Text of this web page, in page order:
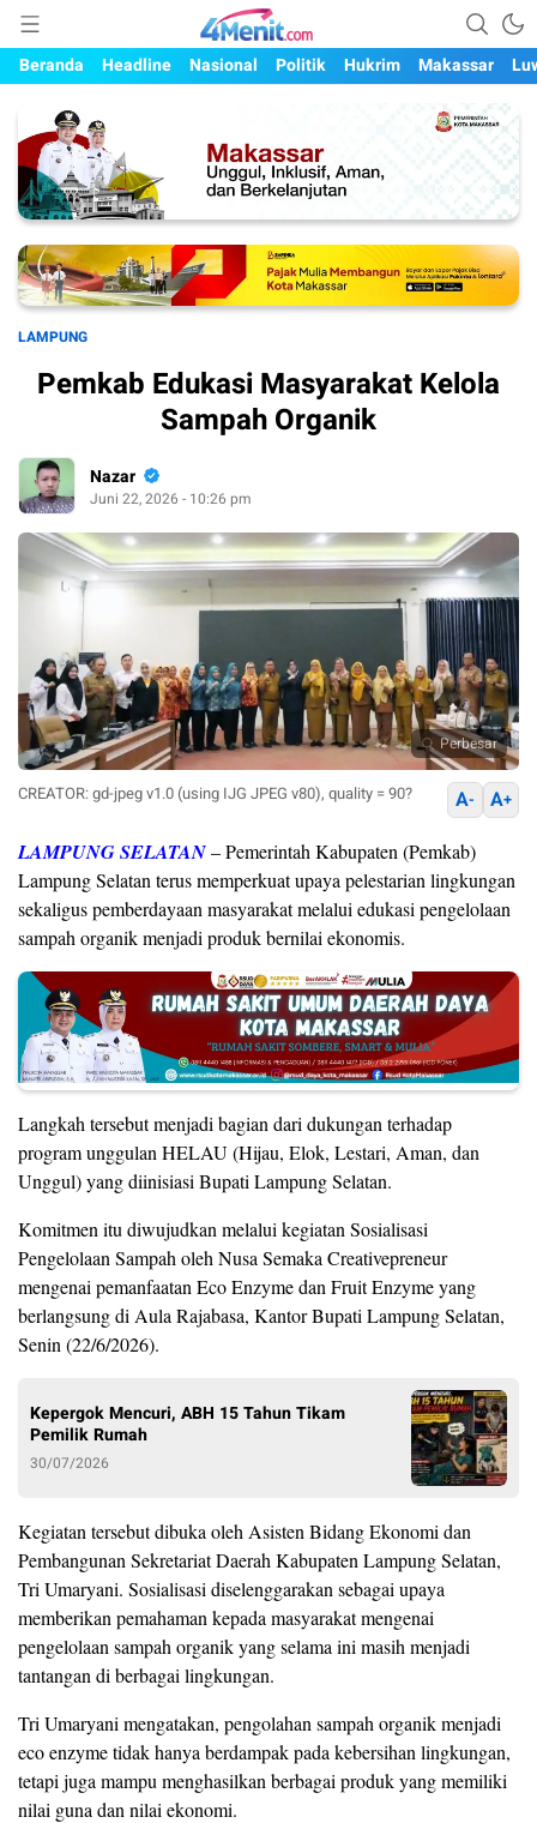
4menit.com
Mengungkap Kisah, Setiap Hari
Beranda
Headline Nasional Politik Hukrim Makassar
LAMPUNG
Pemkab Edukasi Masyarakat Kelola
Sampah Organik
Nazar
Juni 22, 2026 - 10:26 pm
Perbesar
CREATOR: gd-jpeg v1.0 (using IJG JPEG v80), quality = 90? A- A+
LAMPUNG SELATAN– Pemerintah Kabupaten (Pemkab)
Lampung Selatan terus memperkuat upaya pelestarian lingkungan
sekaligus pemberdayaan masyarakat melalui edukasi pengelolaan
sampah organik menjadi produk bernilai ekonomis.
Langkah tersebut menjadi bagian dari dukungan terhadap
program unggulan HELAU (Hijau, Elok, Lestari, Aman, dan
Unggul) yang diinisiasi Bupati Lampung Selatan.
Komitmen itu diwujudkan melalui kegiatan Sosialisasi
Pengelolaan Sampah oleh Nusa Semaka Creativepreneur
mengenai pemanfaatan Eco Enzyme dan Fruit Enzyme yang
berlangsung di Aula Rajabasa, Kantor Bupati Lampung Selatan,
Senin (22/6/2026).
Kepergok Mencuri, ABH 15 Tahun Tikam
Pemilik Rumah
30/07/2026
Kegiatan tersebut dibuka oleh Asisten Bidang Ekonomi dan
Pembangunan Sekretariat Daerah Kabupaten Lampung Selatan,
Tri Umaryani. Sosialisasi diselenggarakan sebagai upaya
memberikan pemahaman kepada masyarakat mengenai
pengelolaan sampah organik yang selama ini masih menjadi
tantangan di berbagai lingkungan.
Tri Umaryani mengatakan, pengolahan sampah organik menjadi
eco enzyme tidak hanya berdampak pada kebersihan lingkungan,
tetapi juga mampu menghasilkan berbagai produk yang memiliki
nilai guna dan nilai ekonomi.